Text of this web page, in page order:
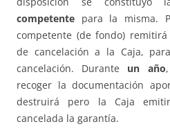
competente para la misma.
competente (de fondo)
de cancelación a la Caja,
cancelación. Durante un año
recoger la documentación
destruirá pero la Caja
cancelada la garantía.